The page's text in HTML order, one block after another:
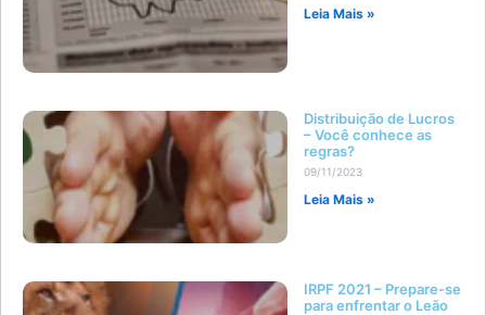
Leia Mais »
Distribuição de Lucros
– Você conhece as
regras?
09/11/2023
Leia Mais »
IRPF 2021 – Prepare-se
para enfrentar o Leão